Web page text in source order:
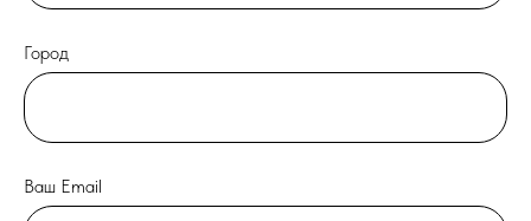
Город
Ваш Email